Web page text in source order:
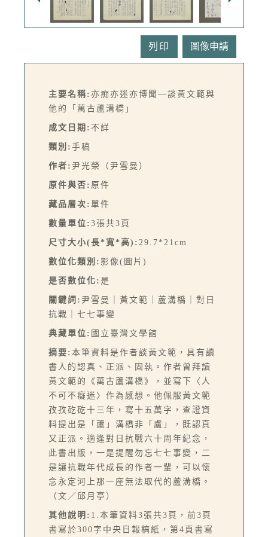
列印
主要名稱: 亦痴亦迷亦博聞—談黃文範與
他的「萬古蘆溝橋」
成文日期: 不詳
類別: 手稿
作者: 尹光榮（尹雪曼）
原件與否: 原件
藏品層次: 單件
數量單位: 3張共3頁
尺寸大小(長*寬*高): 29.7*21cm
數位化類別: 影像(圖片)
是否數位化: 是
關鍵詞: 尹雪曼｜黃文範｜蘆溝橋｜對日
抗戰｜七七事變
典藏單位: 國立臺灣文學館
摘要: 本筆資料是作者談黃文範，具有讀
書人的認真、正派、固執。作者曾拜讀
黃文範的《萬古蘆溝橋》，並寫下〈人
不可不癡迷〉作為感想。他佩服黃文範
孜孜矻矻十三年，寫十五萬字，查證資
料提出是「蘆」溝橋非「盧」，既認真
又正派。適逢對日抗戰六十周年紀念，
此書出版，一是提醒勿忘七七事變，二
是讓抗戰年代成長的作者一輩，可以懷
念永定河上那一座無法取代的蘆溝橋。
（文／邱月亭）
其他說明: 1.本筆資料3張共3頁，前3頁
書寫於300字中央日報稿紙，第4頁書寫